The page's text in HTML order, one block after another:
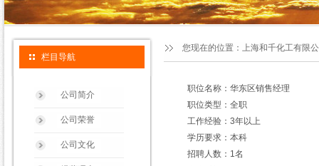
栏目导航
公司简介
公司荣誉
公司文化
您现在的位置： 上海和千化工有限
职位名称：华东区销售经理
职位类型：全职
工作经验：3年以上
学历要求：本科
招聘人数：1名